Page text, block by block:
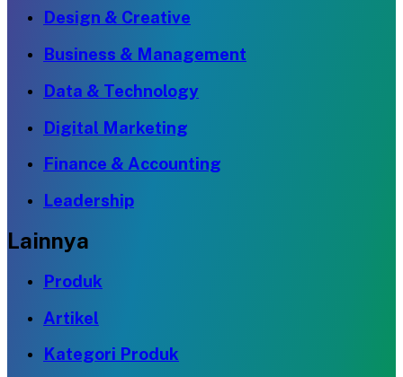
Design & Creative
Business & Management
Data & Technology
Digital Marketing
Finance & Accounting
Leadership
Lainnya
Produk
Artikel
Kategori Produk